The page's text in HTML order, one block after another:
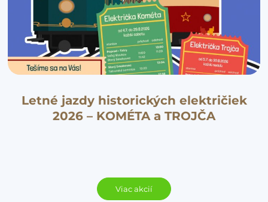
Letné jazdy historických električiek
2026 – KOMÉTA a TROJČA
Viac akcií